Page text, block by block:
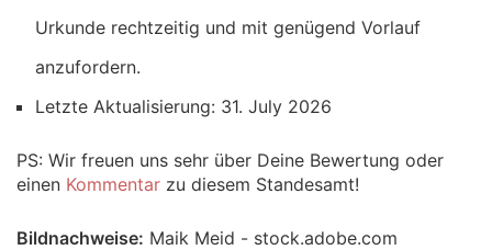
Urkunde rechtzeitig und mit genügend Vorlauf
anzufordern.
Letzte Aktualisierung: 31. July 2026
PS: Wir freuen uns sehr über Deine Bewertung oder
einen Kommentar zu diesem Standesamt!
Bildnachweise: Maik Meid - stock.adobe.com